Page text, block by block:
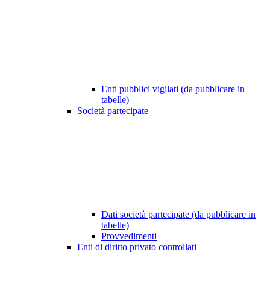
Enti pubblici vigilati (da pubblicare in
tabelle)
Società partecipate
Dati società partecipate (da pubblicare in
tabelle)
Provvedimenti
Enti di diritto privato controllati